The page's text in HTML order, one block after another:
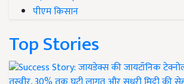
पीएम किसान
Top Stories